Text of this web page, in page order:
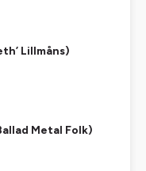
Lillmåns)
Metal Folk)